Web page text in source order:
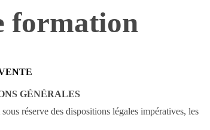
formation
GÉNÉRALES
réserve des dispositions légales impératives, les